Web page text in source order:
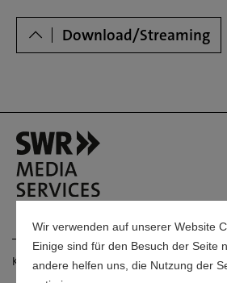
Wir verwenden auf unserer Website
Einige sind für den Besuch der Seite
andere helfen uns, die Nutzung der
Download/Streaming
Kontakt